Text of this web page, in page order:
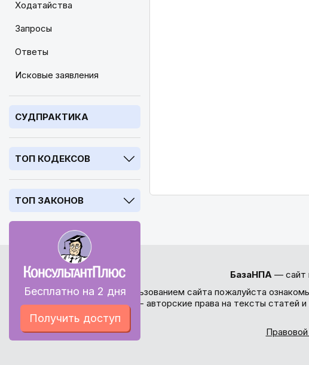
Ходатайства
Запросы
Ответы
Исковые заявления
СУДПРАКТИКА
ТОП КОДЕКСОВ
ТОП ЗАКОНОВ
Бесплатно на 2 дня
Получить доступ
БазаНПА— сайт
Перед использованием сайта пожалуйста
внимание - авторские права на тексты статей